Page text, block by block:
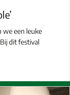
we een leuke
dit festival